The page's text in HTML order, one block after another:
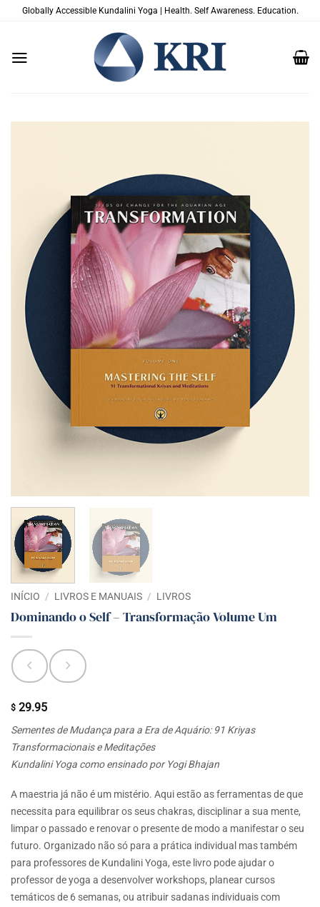
Globally Accessible Kundalini Yoga | Health. Self Awareness. Education.
INÍCIO / LIVROS E MANUAIS / LIVROS
Dominando o Self – Transformação Volume Um
$ 29.95
Sementes de Mudança para a Era de Aquário: 91 Kriyas
Transformacionais e Meditações
Kundalini Yoga como ensinado por Yogi Bhajan
A maestria já não é um mistério. Aqui estão as ferramentas de que
necessita para equilibrar os seus chakras, disciplinar a sua mente,
limpar o passado e renovar o presente de modo a manifestar o seu
futuro. Organizado não só para a prática individual mas também
para professores de Kundalini Yoga, este livro pode ajudar o
professor de yoga a desenvolver workshops, planear cursos
temáticos de 6 semanas, ou atribuir sadanas individuais com